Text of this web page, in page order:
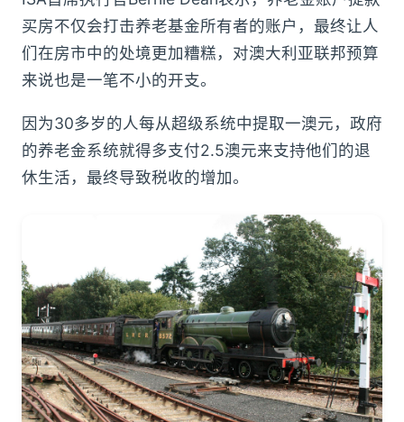
买房不仅会打击养老基金所有者的账户，最终让人
们在房市中的处境更加糟糕，对澳大利亚联邦预算
来说也是一笔不小的开支。
因为30多岁的人每从超级系统中提取一澳元，政府
的养老金系统就得多支付2.5澳元来支持他们的退
休生活，最终导致税收的增加。